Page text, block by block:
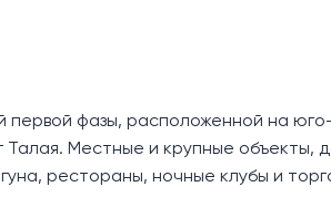
первой фазы, расположенной на
Талая. Местные и крупные объекты,
рестораны, ночные клубы и